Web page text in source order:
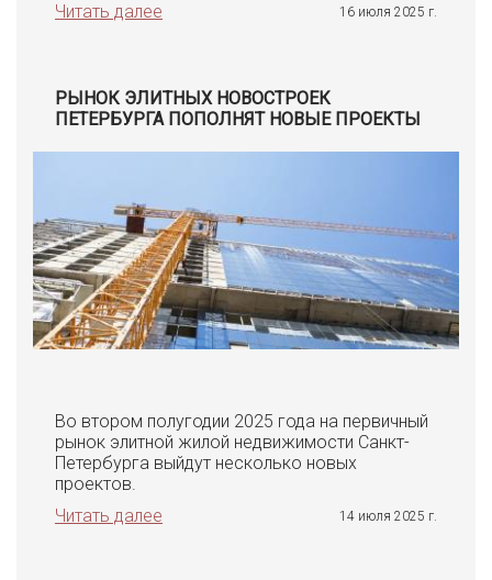
Читать далее
16 июля 2025 г.
РЫНОК ЭЛИТНЫХ НОВОСТРОЕК
ПЕТЕРБУРГА ПОПОЛНЯТ НОВЫЕ ПРОЕКТЫ
Во втором полугодии 2025 года на первичный
рынок элитной жилой недвижимости Санкт-
Петербурга выйдут несколько новых
проектов.
Читать далее
14 июля 2025 г.